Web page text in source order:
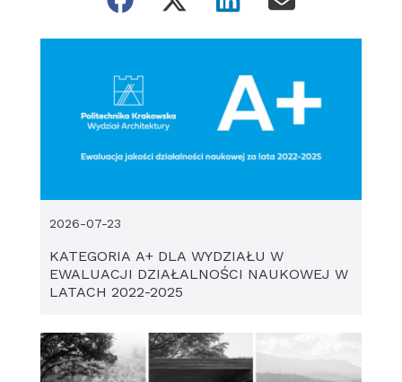
KATEGORIA A+ DLA WYDZIAŁU W
EWALUACJI DZIAŁALNOŚCI NAUKOWEJ W
LATACH 2022-2025
2026-07-23